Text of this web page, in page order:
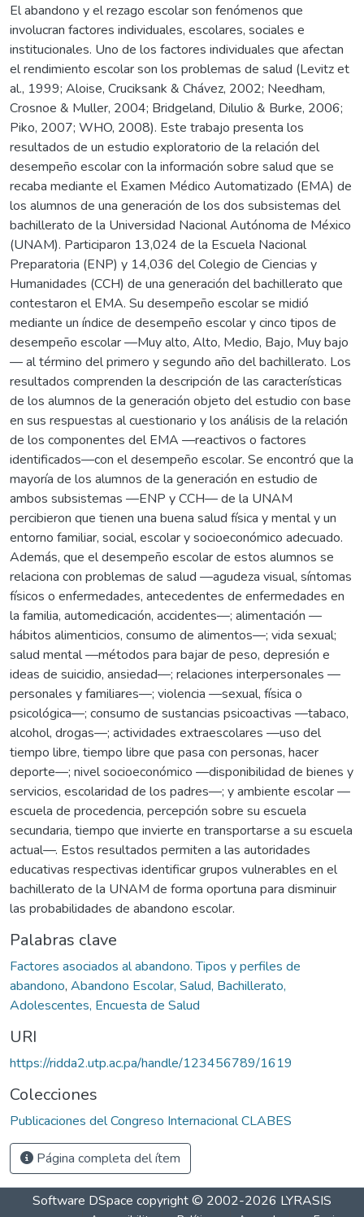
El abandono y el rezago escolar son fenómenos que
involucran factores individuales, escolares, sociales e
institucionales. Uno de los factores individuales que afectan
el rendimiento escolar son los problemas de salud (Levitz et
al., 1999; Aloise, Cruciksank & Chávez, 2002; Needham,
Crosnoe & Muller, 2004; Bridgeland, Dilulio & Burke, 2006;
Piko, 2007; WHO, 2008). Este trabajo presenta los
resultados de un estudio exploratorio de la relación del
desempeño escolar con la información sobre salud que se
recaba mediante el Examen Médico Automatizado (EMA) de
los alumnos de una generación de los dos subsistemas del
bachillerato de la Universidad Nacional Autónoma de México
(UNAM). Participaron 13,024 de la Escuela Nacional
Preparatoria (ENP) y 14,036 del Colegio de Ciencias y
Humanidades (CCH) de una generación del bachillerato que
contestaron el EMA. Su desempeño escolar se midió
mediante un índice de desempeño escolar y cinco tipos de
desempeño escolar —Muy alto, Alto, Medio, Bajo, Muy bajo
— al término del primero y segundo año del bachillerato. Los
resultados comprenden la descripción de las características
de los alumnos de la generación objeto del estudio con base
en sus respuestas al cuestionario y los análisis de la relación
de los componentes del EMA —reactivos o factores
identificados—con el desempeño escolar. Se encontró que la
mayoría de los alumnos de la generación en estudio de
ambos subsistemas —ENP y CCH— de la UNAM
percibieron que tienen una buena salud física y mental y un
entorno familiar, social, escolar y socioeconómico adecuado.
Además, que el desempeño escolar de estos alumnos se
relaciona con problemas de salud —agudeza visual, síntomas
físicos o enfermedades, antecedentes de enfermedades en
la familia, automedicación, accidentes—; alimentación —
hábitos alimenticios, consumo de alimentos—; vida sexual;
salud mental —métodos para bajar de peso, depresión e
ideas de suicidio, ansiedad—; relaciones interpersonales —
personales y familiares—; violencia —sexual, física o
psicológica—; consumo de sustancias psicoactivas —tabaco,
alcohol, drogas—; actividades extraescolares —uso del
tiempo libre, tiempo libre que pasa con personas, hacer
deporte—; nivel socioeconómico —disponibilidad de bienes y
servicios, escolaridad de los padres—; y ambiente escolar —
escuela de procedencia, percepción sobre su escuela
secundaria, tiempo que invierte en transportarse a su escuela
actual—. Estos resultados permiten a las autoridades
educativas respectivas identificar grupos vulnerables en el
bachillerato de la UNAM de forma oportuna para disminuir
las probabilidades de abandono escolar.
Palabras clave
Factores asociados al abandono. Tipos y perfiles de
abandono, Abandono Escolar, Salud, Bachillerato,
Adolescentes, Encuesta de Salud
URI
https://ridda2.utp.ac.pa/handle/123456789/1619
Colecciones
Publicaciones del Congreso Internacional CLABES
Página completa del ítem
Software DSpace copyright © 2002-2026 LYRASIS